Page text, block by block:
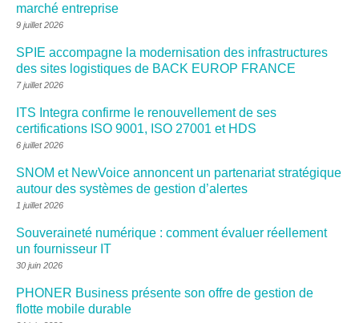
marché entreprise
9 juillet 2026
SPIE accompagne la modernisation des infrastructures
des sites logistiques de BACK EUROP FRANCE
7 juillet 2026
ITS Integra confirme le renouvellement de ses
certifications ISO 9001, ISO 27001 et HDS
6 juillet 2026
SNOM et NewVoice annoncent un partenariat stratégique
autour des systèmes de gestion d’alertes
1 juillet 2026
Souveraineté numérique : comment évaluer réellement
un fournisseur IT
30 juin 2026
PHONER Business présente son offre de gestion de
flotte mobile durable